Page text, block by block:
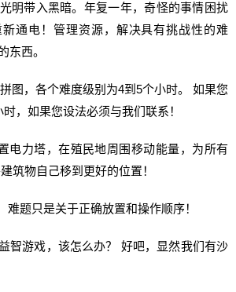
明带入黑暗。年复一年，奇怪的事情困扰
通电！管理资源，解决具有挑战性的难
东西。
，各个难度级别为4到5个小时。 如果您
，如果您设法必须与我们联系！
力塔，在殖民地周围移动能量，为所有
筑物自己移到更好的位置！
题只是关于正确放置和操作顺序！
游戏，该怎么办？ 好吧，显然我们有沙